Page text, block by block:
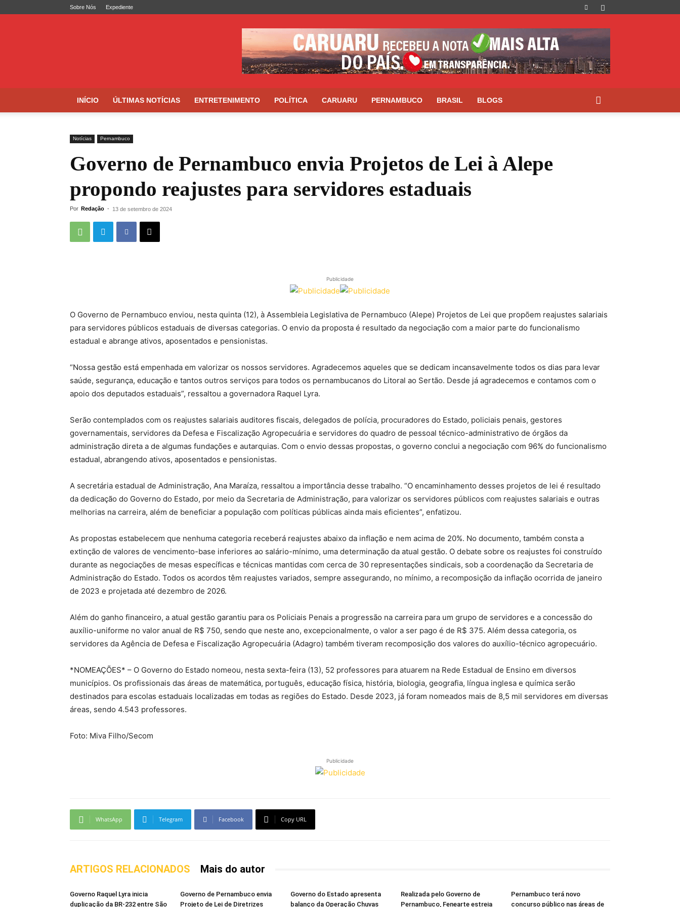
Sobre Nós Expediente
INÍCIO ÚLTIMAS NOTÍCIAS ENTRETENIMENTO POLÍTICA CARUARU PERNAMBUCO BRASIL BLOGS
Notícias Pernambuco
Governo de Pernambuco envia Projetos de Lei à Alepe
propondo reajustes para servidores estaduais
Por Redação - 13 de setembro de 2024
Publicidade
O Governo de Pernambuco enviou, nesta quinta (12), à Assembleia Legislativa de Pernambuco (Alepe) Projetos de Lei que propõem reajustes salariais
para servidores públicos estaduais de diversas categorias. O envio da proposta é resultado da negociação com a maior parte do funcionalismo
estadual e abrange ativos, aposentados e pensionistas.
“Nossa gestão está empenhada em valorizar os nossos servidores. Agradecemos aqueles que se dedicam incansavelmente todos os dias para levar
saúde, segurança, educação e tantos outros serviços para todos os pernambucanos do Litoral ao Sertão. Desde já agradecemos e contamos com o
apoio dos deputados estaduais”, ressaltou a governadora Raquel Lyra.
Serão contemplados com os reajustes salariais auditores fiscais, delegados de polícia, procuradores do Estado, policiais penais, gestores
governamentais, servidores da Defesa e Fiscalização Agropecuária e servidores do quadro de pessoal técnico-administrativo de órgãos da
administração direta a de algumas fundações e autarquias. Com o envio dessas propostas, o governo conclui a negociação com 96% do funcionalismo
estadual, abrangendo ativos, aposentados e pensionistas.
A secretária estadual de Administração, Ana Maraíza, ressaltou a importância desse trabalho. “O encaminhamento desses projetos de lei é resultado
da dedicação do Governo do Estado, por meio da Secretaria de Administração, para valorizar os servidores públicos com reajustes salariais e outras
melhorias na carreira, além de beneficiar a população com políticas públicas ainda mais eficientes”, enfatizou.
As propostas estabelecem que nenhuma categoria receberá reajustes abaixo da inflação e nem acima de 20%. No documento, também consta a
extinção de valores de vencimento-base inferiores ao salário-mínimo, uma determinação da atual gestão. O debate sobre os reajustes foi construído
durante as negociações de mesas específicas e técnicas mantidas com cerca de 30 representações sindicais, sob a coordenação da Secretaria de
Administração do Estado. Todos os acordos têm reajustes variados, sempre assegurando, no mínimo, a recomposição da inflação ocorrida de janeiro
de 2023 e projetada até dezembro de 2026.
Além do ganho financeiro, a atual gestão garantiu para os Policiais Penais a progressão na carreira para um grupo de servidores e a concessão do
auxílio-uniforme no valor anual de R$ 750, sendo que neste ano, excepcionalmente, o valor a ser pago é de R$ 375. Além dessa categoria, os
servidores da Agência de Defesa e Fiscalização Agropecuária (Adagro) também tiveram recomposição dos valores do auxílio-técnico agropecuário.
*NOMEAÇÕES* – O Governo do Estado nomeou, nesta sexta-feira (13), 52 professores para atuarem na Rede Estadual de Ensino em diversos
municípios. Os profissionais das áreas de matemática, português, educação física, história, biologia, geografia, língua inglesa e química serão
destinados para escolas estaduais localizadas em todas as regiões do Estado. Desde 2023, já foram nomeados mais de 8,5 mil servidores em diversas
áreas, sendo 4.543 professores.
Foto: Miva Filho/Secom
Publicidade
WhatsApp Telegram Facebook Copy URL
ARTIGOS RELACIONADOS Mais do autor
Governo Raquel Lyra inicia
duplicação da BR-232 entre São
Governo de Pernambuco envia
Projeto de Lei de Diretrizes
Governo do Estado apresenta
balanço da Operação Chuvas
Realizada pelo Governo de
Pernambuco, Fenearte estreia
Pernambuco terá novo
concurso público nas áreas de